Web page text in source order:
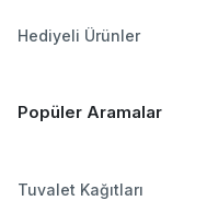
Hediyeli Ürünler
Popüler Aramalar
Tuvalet Kağıtları